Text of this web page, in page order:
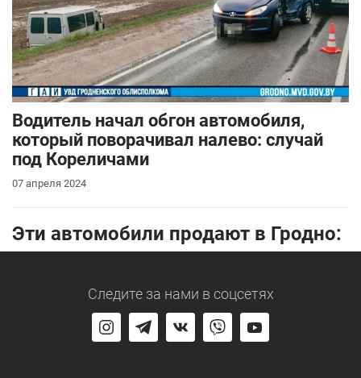
Водитель начал обгон автомобиля,
который поворачивал налево: случай
под Кореличами
07 апреля 2024
Эти автомобили продают в Гродно:
Следите за нами в соцсетях